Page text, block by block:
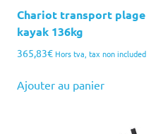
Chariot transport plage
kayak 136kg
365,83€ Hors tva, tax non included
Ajouter au panier